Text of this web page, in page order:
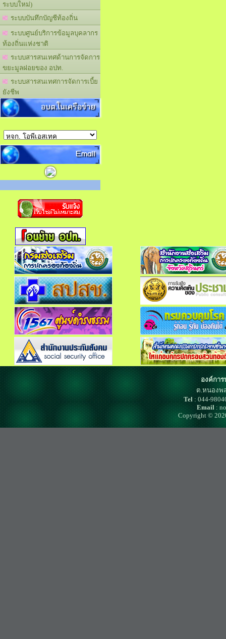
ระบบใหม่)
ระบบบันทึกบัญชีท้องถิ่น
ระบบศูนย์บริการข้อมูลบุคลากร
ท้องถิ่นแห่งชาติ
ระบบสารสนเทศด้านการจัดการ
ขยะมูลฝอยของ อปท.
ระบบสารสนเทศการจัดการเบี้ย
ยังชีพ
อบต.ในเครือข่าย
Email
องค์กา
ต.หนองพ
Tel: 044-
Email :
Copyright ©